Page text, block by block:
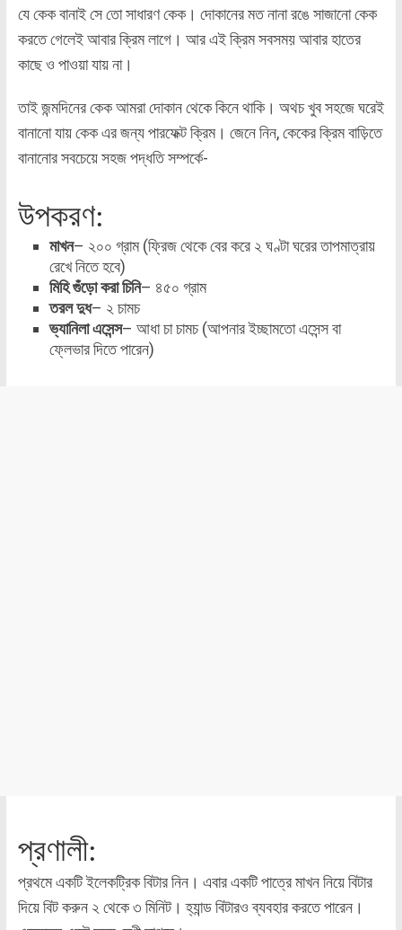
যে কেক বানাই সে তো সাধারণ কেক। দোকানের মত নানা রঙে সাজানো কেক
করতে গেলেই আবার ক্রিম লাগে। আর এই ক্রিম সবসময় আবার হাতের
কাছে ও পাওয়া ‌যায় না।
তাই জন্মদিনের কেক আমরা দোকান থেকে কিনে থাকি। অথচ খুব সহজে ঘরেই
বানানো ‌যায় কেক এর জন্য পারফেক্ট ক্রিম। জেনে নিন, কেকের ক্রিম বাড়িতে
বানানোর সবচেয়ে সহজ পদ্ধতি সম্পর্কে-
উপকরণ:
মাখন– ২০০ গ্রাম (ফ্রিজ থেকে বের করে ২ ঘণ্টা ঘরের তাপমাত্রায়
রেখে নিতে হবে)
মিহি গুঁড়ো করা চিনি– ৪৫০ গ্রাম
তরল দুধ– ২ চামচ
ভ্যানিলা এসেন্স– আধা চা চামচ (আপনার ইচ্ছামতো এসেন্স বা
ফ্লেভার দিতে পারেন)
প্রণালী:
প্রথমে একটি ইলেকট্রিক বিটার নিন। এবার একটি পাত্রে মাখন নিয়ে বিটার
দিয়ে বিট করুন ২ থেকে ৩ মিনিট। হ্যান্ড বিটারও ব্যবহার করতে পারেন।